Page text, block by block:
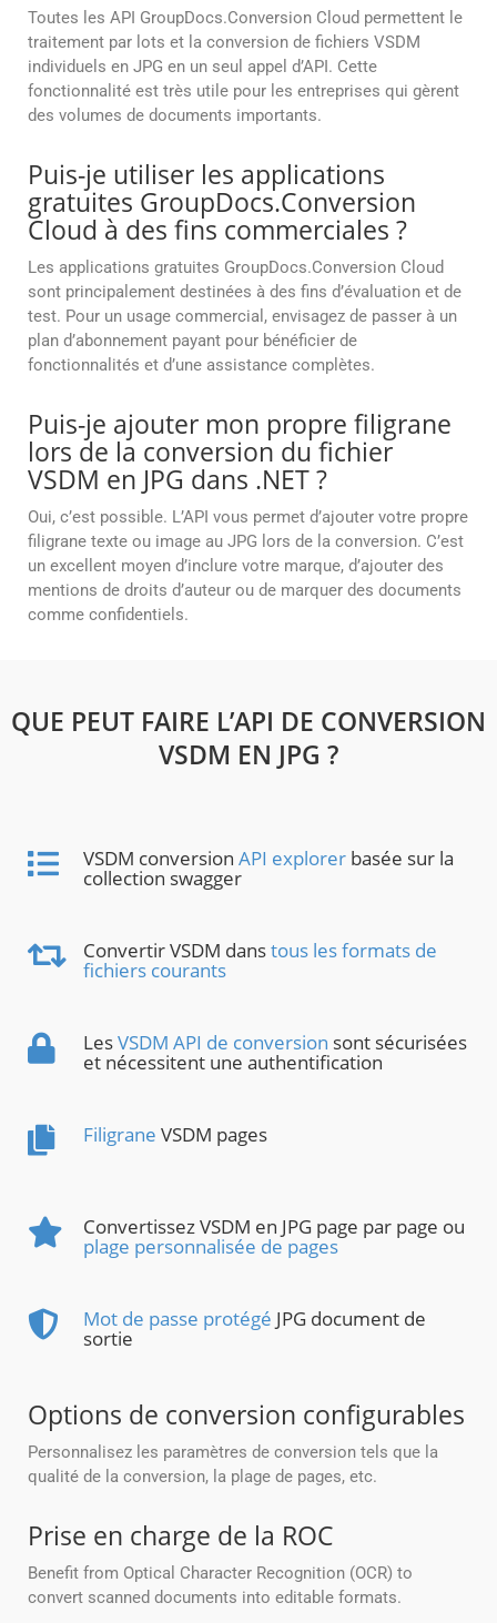
Toutes les API GroupDocs.Conversion Cloud permettent le
traitement par lots et la conversion de fichiers VSDM
individuels en JPG en un seul appel d’API. Cette
fonctionnalité est très utile pour les entreprises qui gèrent
des volumes de documents importants.
Puis-je utiliser les applications
gratuites GroupDocs.Conversion
Cloud à des fins commerciales ?
Les applications gratuites GroupDocs.Conversion Cloud
sont principalement destinées à des fins d’évaluation et de
test. Pour un usage commercial, envisagez de passer à un
plan d’abonnement payant pour bénéficier de
fonctionnalités et d’une assistance complètes.
Puis-je ajouter mon propre filigrane
lors de la conversion du fichier
VSDM en JPG dans .NET ?
Oui, c’est possible. L’API vous permet d’ajouter votre propre
filigrane texte ou image au JPG lors de la conversion. C’est
un excellent moyen d’inclure votre marque, d’ajouter des
mentions de droits d’auteur ou de marquer des documents
comme confidentiels.
QUE PEUT FAIRE L’API DE CONVERSION
VSDM EN JPG ?
VSDM conversion API explorer basée sur la
collection swagger
Convertir VSDM danstous les formats de
fichiers courants
LesVSDM API de conversion sont sécurisées
et nécessitent une authentification
Filigrane VSDM pages
Convertissez VSDM en JPG page par page ou
plage personnalisée de pages
Mot de passe protégé JPG document de
sortie
Options de conversion configurables
Personnalisez les paramètres de conversion tels que la
qualité de la conversion, la plage de pages, etc.
Prise en charge de la ROC
Benefit from Optical Character Recognition (OCR) to
convert scanned documents into editable formats.